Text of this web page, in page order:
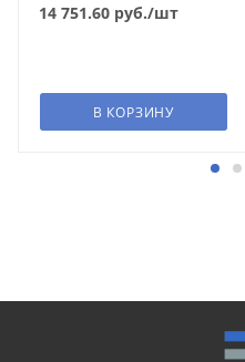
14 751.60 руб./шт
В КОРЗИНУ